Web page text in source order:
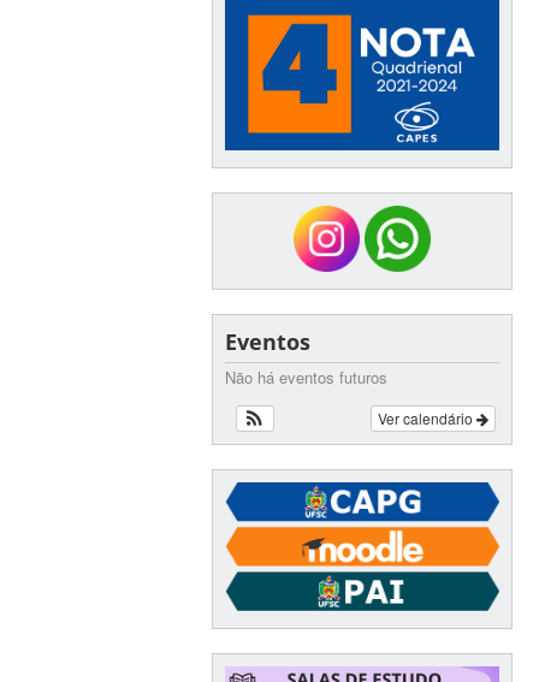
Eventos
Não há eventos futuros
Ver calendário